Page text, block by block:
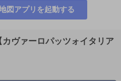
図アプリを起動する
ヴァーロパッツォイタリア